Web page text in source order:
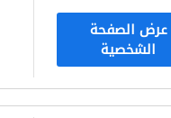
عرض الصفحة
الشخصية